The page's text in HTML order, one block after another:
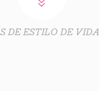
DE ESTILO DE VIDA